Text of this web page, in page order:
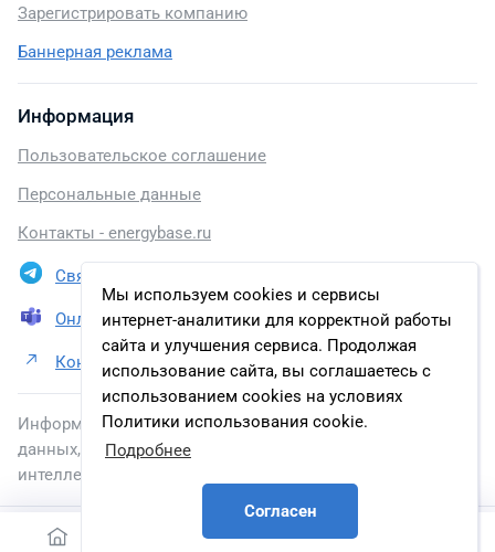
Мы используем cookies и сервисы
интернет-аналитики для корректной работы
сайта и улучшения сервиса. Продолжая
использование сайта, вы соглашаетесь с
использованием cookies на условиях
Политики использования cookie.
Подробнее
Согласен
Зарегистрировать компанию
Баннерная реклама
Информация
Пользовательское соглашение
Персональные данные
Контакты - energybase.ru
Связаться в Telegram
Онлайн презентация
Контакты Bangladesh Atomic Energy Commission
Информация, размещенная на сайте, включена в базу
данных, зарегистрированную в Федеральной службе по
интеллектуальной собственности.
2026 © energybase.ru